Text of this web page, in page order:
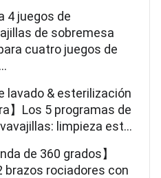
4 juegos de
de sobremesa
cuatro juegos de
lavado & esterilización
】Los 5 programas de
limpieza est…
de 360 grados】
brazos rociadores con